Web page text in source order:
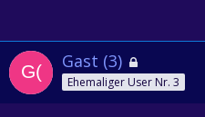
Gast (3)
Ehemaliger User Nr. 3